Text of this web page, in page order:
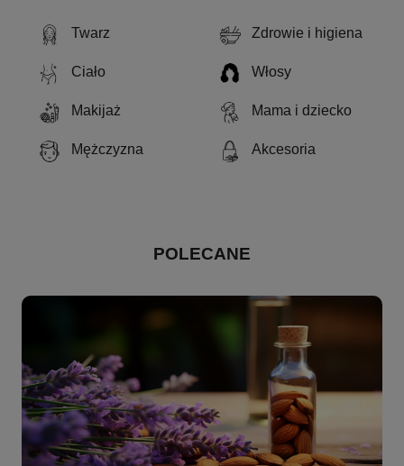
Twarz Zdrowie i higiena
Ciało Włosy
Makijaż Mama i dziecko
Mężczyzna Akcesoria
POLECANE